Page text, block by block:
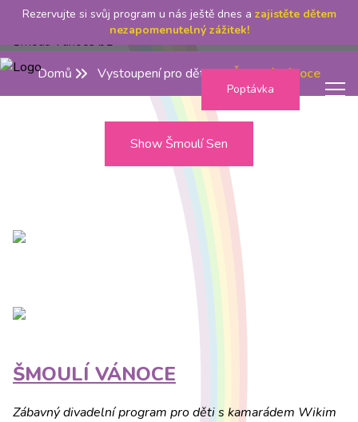
Rezervujte si svůj program u nás ještě dnes a zajistěte dětem
nezapomenutelný zážitek!
Menu
Poptávka
Domů Vystoupení pro děti Šmoulí Vánoce
Show Šmoulí Sen
ŠMOULÍ VÁNOCE
Zábavný divadelní program pro děti s kamarádem Wikim